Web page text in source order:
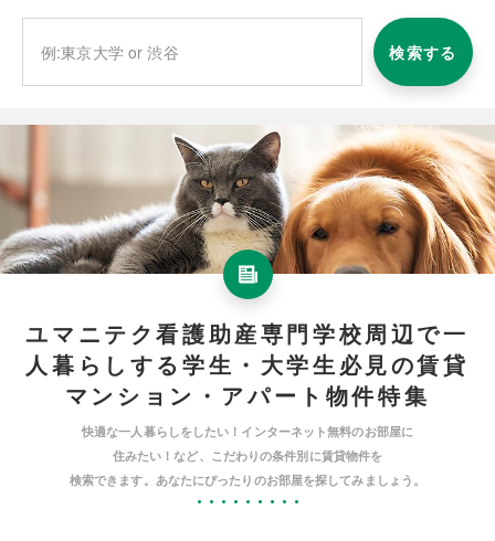
検索する
ユマニテク看護助産専門学校周辺で一
人暮らしする学生・大学生必見の賃貸
マンション・アパート物件特集
快適な一人暮らしをしたい！インターネット無料のお部屋に
住みたい！など、こだわりの条件別に賃貸物件を
検索できます。あなたにぴったりのお部屋を探してみましょう。